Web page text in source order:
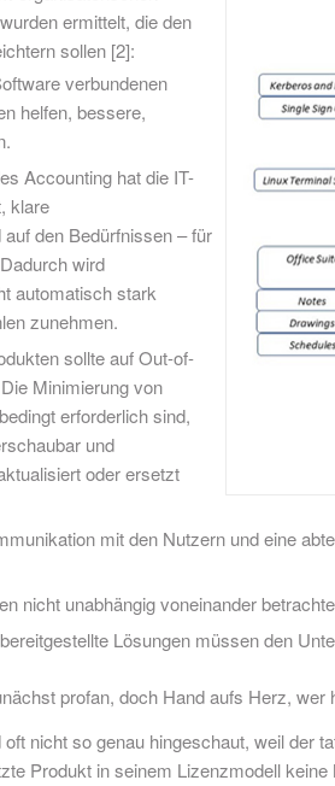
ermittelt, die den
sollen [2]:
verbundenen
helfen, bessere,
Accounting hat die IT-
klare
den Bedürfnissen – für
wird
automatisch stark
zunehmen.
sollte auf Out-of-
Minimierung von
erforderlich sind,
und
oder ersetzt
mit den Nutzern und eine
nicht unabhängig voneinander
Lösungen müssen den
profan, doch Hand aufs Herz,
nicht so genau hingeschaut, weil der
Produkt in seinem Lizenzmodell